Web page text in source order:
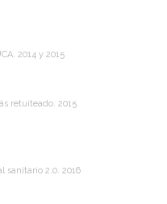
2014 y 2015
retuiteado. 2015
sanitario 2.0. 2016